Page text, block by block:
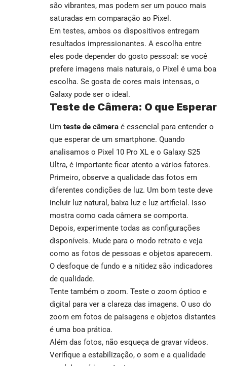
são vibrantes, mas podem ser um pouco mais
saturadas em comparação ao Pixel.
Em testes, ambos os dispositivos entregam
resultados impressionantes. A escolha entre
eles pode depender do gosto pessoal: se você
prefere imagens mais naturais, o Pixel é uma boa
escolha. Se gosta de cores mais intensas, o
Galaxy pode ser o ideal.
Teste de Câmera: O que Esperar
Um teste de câmera é essencial para entender o
que esperar de um smartphone. Quando
analisamos o Pixel 10 Pro XL e o Galaxy S25
Ultra, é importante ficar atento a vários fatores.
Primeiro, observe a qualidade das fotos em
diferentes condições de luz. Um bom teste deve
incluir luz natural, baixa luz e luz artificial. Isso
mostra como cada câmera se comporta.
Depois, experimente todas as configurações
disponíveis. Mude para o modo retrato e veja
como as fotos de pessoas e objetos aparecem.
O desfoque de fundo e a nitidez são indicadores
de qualidade.
Tente também o zoom. Teste o zoom óptico e
digital para ver a clareza das imagens. O uso do
zoom em fotos de paisagens e objetos distantes
é uma boa prática.
Além das fotos, não esqueça de gravar vídeos.
Verifique a estabilização, o som e a qualidade